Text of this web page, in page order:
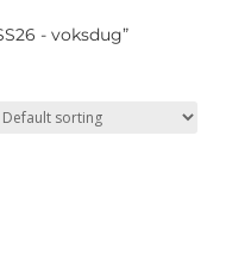
- voksdug”